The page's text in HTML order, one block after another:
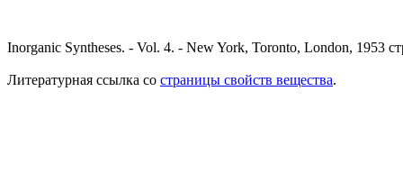
Inorganic Syntheses. - Vol. 4. - New York, Toronto, London, 1953
Литературная ссылка со страницы свойств вещества.